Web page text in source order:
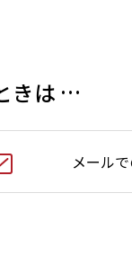
きは …
メール